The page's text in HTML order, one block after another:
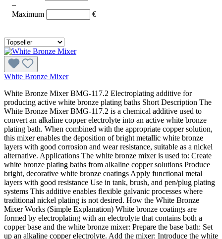
–
Maximum
€
White Bronze Mixer
White Bronze Mixer BMG-117.2 Electroplating additive for
producing active white bronze plating baths Short Description The
White Bronze Mixer BMG-117.2 is a chemical additive used to
convert an alkaline copper electrolyte into an active white bronze
plating bath. When combined with the appropriate copper solution,
this mixer enables the deposition of bright metallic white bronze
layers with good corrosion and wear resistance, suitable as a nickel
alternative. Applications The white bronze mixer is used to: Create
white bronze plating baths from alkaline copper solutions Produce
bright, decorative white bronze coatings Apply functional metal
layers with good resistance Use in tank, brush, and pen/plug plating
systems This additive enables flexible galvanic processes where
traditional nickel plating is not desired. How the White Bronze
Mixer Works (Simple Explanation) White bronze coatings are
formed by electroplating with an electrolyte that contains both a
copper base and the white bronze mixer: Prepare the base bath: Set
up an alkaline copper electrolyte. Add the mixer: Introduce the white